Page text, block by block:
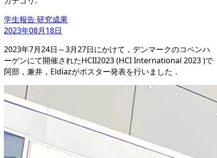
学生報告研究成果
2023年08月18日
2023年7月24日～3月27日にかけて，デンマークのコペンハ
ーゲンにて開催されたHCII2023 (HCI International 2023 )で
阿部，兼井，Eldiazがポスター発表を行いました．